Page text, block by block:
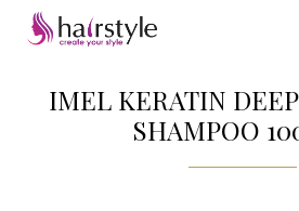
to
content
IMEL KERATIN
SHAMPOO